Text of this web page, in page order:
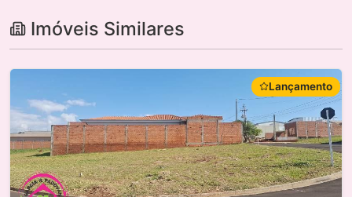
Imóveis Similares
Lançamento